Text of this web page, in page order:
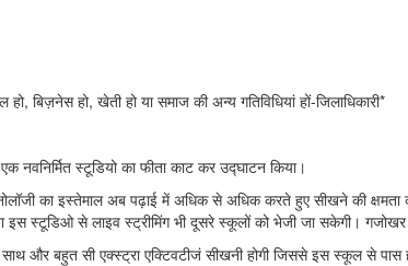
बिज़नेस हो, खेती हो या समाज की अन्य गतिविधियां हों-जिलाधिकारी*
नवनिर्मित स्टूडियो का फीता काट कर उद्घाटन किया।
का इस्तेमाल अब पढ़ाई में अधिक से अधिक करते हुए सीखने की
से लाइव स्ट्रीमिंग भी दूसरे स्कूलों को भेजी जा सकेगी। गजोखर का
और बहुत सी एक्स्ट्रा एक्टिवटीजं सीखनी होगी जिससे इस स्कूल से